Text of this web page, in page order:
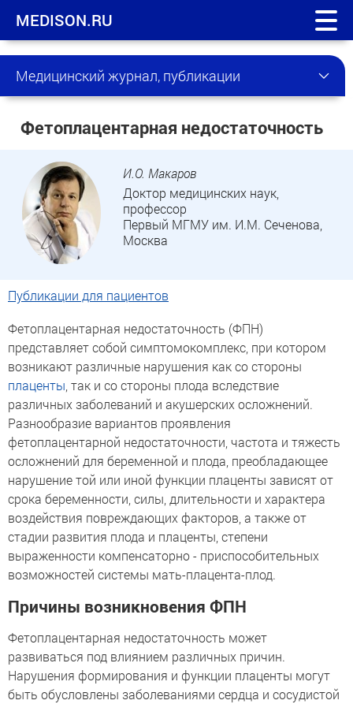
MEDISON.RU
Медицинский журнал, публикации
Фетоплацентарная недостаточность
И.О. Макаров
Доктор медицинских наук,
профессор
Первый МГМУ им. И.М. Сеченова,
Москва
Публикации для пациентов
Фетоплацентарная недостаточность (ФПН)
представляет собой симптомокомплекс, при котором
возникают различные нарушения как со стороны
плаценты , так и со стороны плода вследствие
различных заболеваний и акушерских осложнений.
Разнообразие вариантов проявления
фетоплацентарной недостаточности, частота и тяжесть
осложнений для беременной и плода, преобладающее
нарушение той или иной функции плаценты зависят от
срока беременности, силы, длительности и характера
воздействия повреждающих факторов, а также от
стадии развития плода и плаценты, степени
выраженности компенсаторно - приспособительных
возможностей системы мать-плацента-плод.
Причины возникновения ФПН
Фетоплацентарная недостаточность может
развиваться под влиянием различных причин.
Нарушения формирования и функции плаценты могут
быть обусловлены заболеваниями сердца и сосудистой